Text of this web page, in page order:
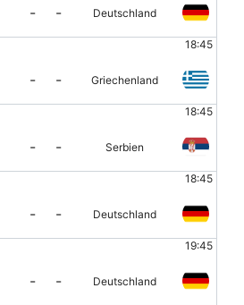
- - Deutschland
18:45
- - Griechenland
18:45
- - Serbien
18:45
- - Deutschland
19:45
- - Deutschland